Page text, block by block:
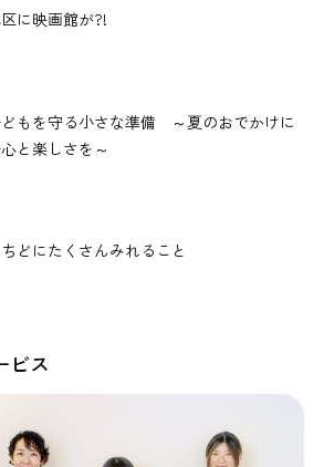
に映画館が?!
もを守る小さな準備 ～夏のおでかけに
と楽しさを～
どにたくさんみれること
ビス